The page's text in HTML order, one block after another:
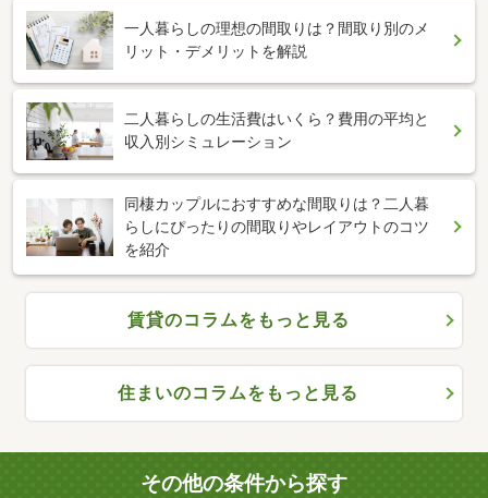
一人暮らしの理想の間取りは？間取り別のメ
リット・デメリットを解説
二人暮らしの生活費はいくら？費用の平均と
収入別シミュレーション
同棲カップルにおすすめな間取りは？二人暮
らしにぴったりの間取りやレイアウトのコツ
を紹介
賃貸のコラムをもっと見る
住まいのコラムをもっと見る
その他の条件から探す